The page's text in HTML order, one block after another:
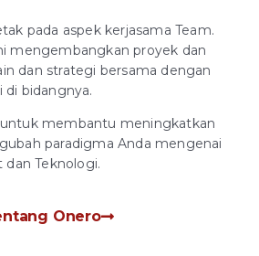
pada aspek kerjasama Team.
mengembangkan proyek dan
dan strategi bersama dengan
di bidangnya.
membantu meningkatkan
paradigma Anda mengenai
Teknologi.
Onero